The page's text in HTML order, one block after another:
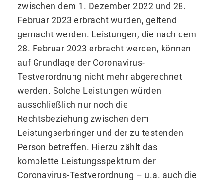
zwischen dem 1. Dezember 2022 und 28.
Februar 2023 erbracht wurden, geltend
gemacht werden. Leistungen, die nach dem
28. Februar 2023 erbracht werden, können
auf Grundlage der Coronavirus-
Testverordnung nicht mehr abgerechnet
werden. Solche Leistungen würden
ausschließlich nur noch die
Rechtsbeziehung zwischen dem
Leistungserbringer und der zu testenden
Person betreffen. Hierzu zählt das
komplette Leistungsspektrum der
Coronavirus-Testverordnung – u.a. auch die